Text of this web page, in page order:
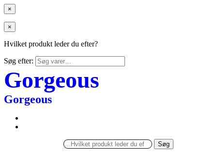
×
×
Hvilket produkt leder du efter?
Søg efter:
Gorgeous
Gorgeous
Søg